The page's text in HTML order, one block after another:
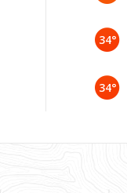
34°
34°